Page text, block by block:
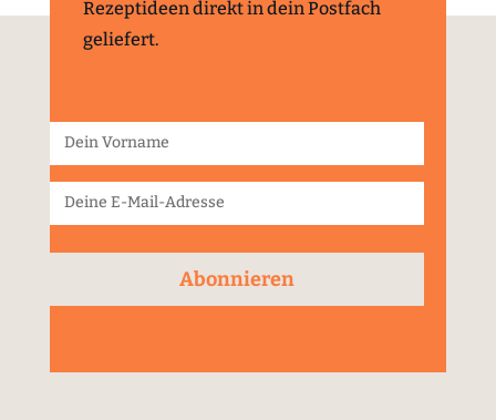
Rezeptideen direkt in dein Postfach
geliefert.
Abonnieren